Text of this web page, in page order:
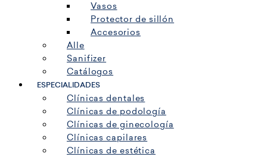
Vasos
Protector de sillón
Accesorios
Alle
Sanifizer
Catálogos
ESPECIALIDADES
Clínicas dentales
Clínicas de podología
Clínicas de ginecología
Clínicas capilares
Clínicas de estética